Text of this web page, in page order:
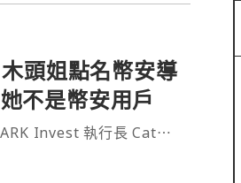
頭姐點名幣安導
不是幣安用戶
Cathie Wood 談 1010 清算事件 ARK Invest 執行長 Cat⋯